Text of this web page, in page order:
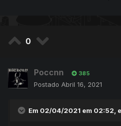
0
Poccnn 385
Postado Abril 16, 2021
Em 02/04/2021 em 02:52,